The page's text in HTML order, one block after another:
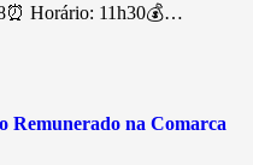
Horário: 11h30💰…
Remunerado na Comarca